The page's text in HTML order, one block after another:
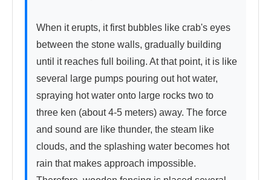
When it erupts, it first bubbles like crab's eyes
between the stone walls, gradually building
until it reaches full boiling. At that point, it is like
several large pumps pouring out hot water,
spraying hot water onto large rocks two to
three ken (about 4-5 meters) away. The force
and sound are like thunder, the steam like
clouds, and the splashing water becomes hot
rain that makes approach impossible.